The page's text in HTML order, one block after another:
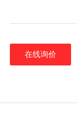
在线询价